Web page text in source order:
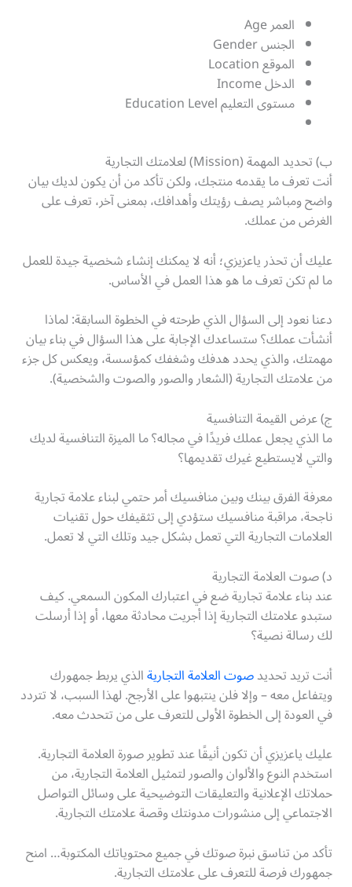
العمر Age
الجنس Gender
الموقع Location
الدخل Income
مستوى التعليم Education Level
ب) تحديد المهمة (Mission) لعلامتك التجارية
أنت تعرف ما يقدمه منتجك، ولكن تأكد من أن يكون لديك بيان
واضح ومباشر يصف رؤيتك وأهدافك، بمعنى آخر، تعرف على
الغرض من عملك.
عليك أن تحذر ياعزيزي؛ أنه لا يمكنك إنشاء شخصية جيدة للعمل
ما لم تكن تعرف ما هو هذا العمل في الأساس.
دعنا نعود إلى السؤال الذي طرحته في الخطوة السابقة: لماذا
أنشأت عملك؟ ستساعدك الإجابة على هذا السؤال في بناء بيان
مهمتك، والذي يحدد هدفك وشغفك كمؤسسة، ويعكس كل جزء
من علامتك التجارية (الشعار والصور والصوت والشخصية).
ج) عرض القيمة التنافسية
ما الذي يجعل عملك فريدًا في مجاله؟ ما الميزة التنافسية لديك
والتي لايستطيع غيرك تقديمها؟
معرفة الفرق بينك وبين منافسيك أمر حتمي لبناء علامة تجارية
ناجحة، مراقبة منافسيك ستؤدي إلى تثقيفك حول تقنيات
العلامات التجارية التي تعمل بشكل جيد وتلك التي لا تعمل.
د) صوت العلامة التجارية
عند بناء علامة تجارية ضع في اعتبارك المكون السمعي. كيف
ستبدو علامتك التجارية إذا أجريت محادثة معها، أو إذا أرسلت
لك رسالة نصية؟
أنت تريد تحديدصوت العلامة التجاريةالذي يربط جمهورك
ويتفاعل معه – وإلا فلن ينتبهوا على الأرجح. لهذا السبب، لا تتردد
في العودة إلى الخطوة الأولى للتعرف على من تتحدث معه.
عليك ياعزيزي أن تكون أنيقًا عند تطوير صورة العلامة التجارية.
استخدم النوع والألوان والصور لتمثيل العلامة التجارية، من
حملاتك الإعلانية والتعليقات التوضيحية على وسائل التواصل
الاجتماعي إلى منشورات مدونتك وقصة علامتك التجارية.
تأكد من تناسق نبرة صوتك في جميع محتوياتك المكتوبة… امنح
جمهورك فرصة للتعرف على علامتك التجارية.